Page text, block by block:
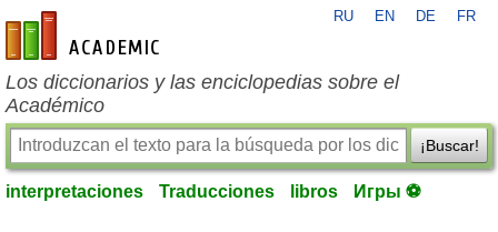
es-academic.com
RU EN DE FR
Los diccionarios y las enciclopedias sobre el
Académico
¡Buscar!
interpretaciones Traducciones libros Игры ⚽